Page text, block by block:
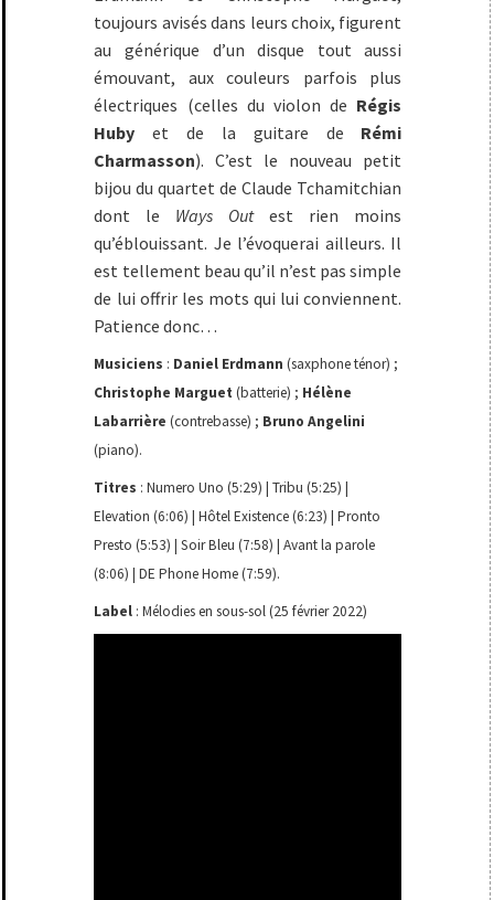
toujours avisés dans leurs choix, figurent
au générique d’un disque tout aussi
émouvant, aux couleurs parfois plus
électriques (celles du violon de Régis
Huby et de la guitare de Rémi
Charmasson). C’est le nouveau petit
bijou du quartet de Claude Tchamitchian
dont le Ways Outest rien moins
qu’éblouissant. Je l’évoquerai ailleurs. Il
est tellement beau qu’il n’est pas simple
de lui offrir les mots qui lui conviennent.
Patience donc…
Musiciens : Daniel Erdmann (saxphone ténor) ;
Christophe Marguet (batterie) ; Hélène
Labarrière (contrebasse) ; Bruno Angelini
(piano).
Titres : Numero Uno (5:29) | Tribu (5:25) |
Elevation (6:06) | Hôtel Existence (6:23) | Pronto
Presto (5:53) | Soir Bleu (7:58) | Avant la parole
(8:06) | DE Phone Home (7:59).
Label : Mélodies en sous-sol (25 février 2022)